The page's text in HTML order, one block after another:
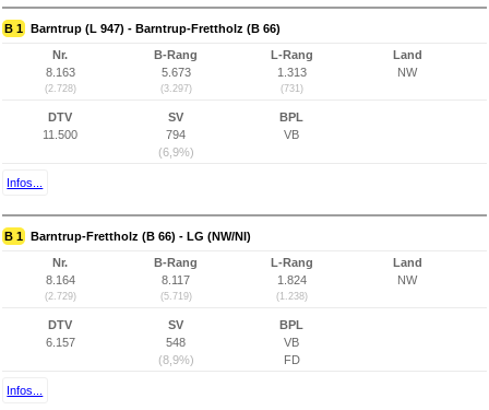
B 1 Barntrup (L 947) - Barntrup-Frettholz (B 66)
Nr.
8.163
(2.728)
B-Rang
5.673
(3.297)
L-Rang
1.313
(731)
Land
NW
DTV
11.500
SV
794
(6,9%)
BPL
VB
Infos...
B 1 Barntrup-Frettholz (B 66) - LG (NW/NI)
Nr.
8.164
(2.729)
B-Rang
8.117
(5.719)
L-Rang
1.824
(1.238)
Land
NW
DTV
6.157
SV
548
(8,9%)
BPL
VB
FD
Infos...